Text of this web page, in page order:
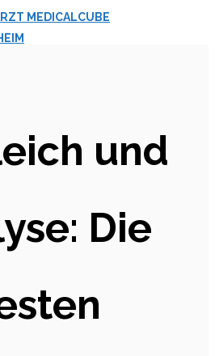
und
Die